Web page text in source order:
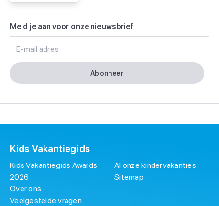
Meld je aan voor onze nieuwsbrief
E-mail adres
Abonneer
Kids Vakantiegids
Kids Vakantiegids Awards
2026
Over ons
Veelgestelde vragen
Al onze kindervakanties
Sitemap